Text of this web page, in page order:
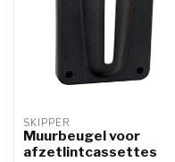
SKIPPER
Muurbeugel voor
afzetlintcassettes